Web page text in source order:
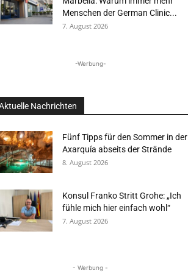
Menschen der German Clinic...
7. August 2026
-Werbung-
Nachrichten
Fünf Tipps für den Sommer in der
Axarquía abseits der Strände
8. August 2026
Konsul Franko Stritt Grohe: „Ich
fühle mich hier einfach wohl“
7. August 2026
- Werbung -